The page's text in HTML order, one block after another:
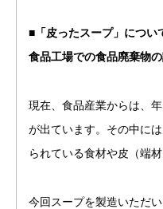
■「皮ったスープ」につい
食品工場での食品廃棄物
現在、食品産業からは、
が出ています。その中に
られている食材や皮（端
今回スープを製造いただ